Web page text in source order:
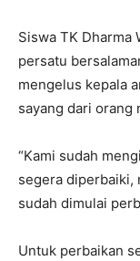
Siswa TK Dharma
persatu
mengelus kepala
sayang dari orang
“Kami sudah
segera diperbaiki,
sudah dimulai
Untuk perbaikan